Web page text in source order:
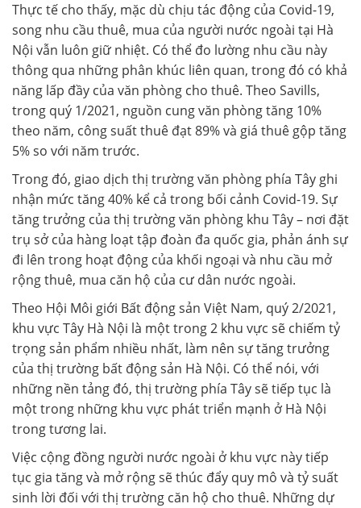
Thực tế cho thấy, mặc dù chịu tác động của Covid-19,
song nhu cầu thuê, mua của người nước ngoài tại Hà
Nội vẫn luôn giữ nhiệt. Có thể đo lường nhu cầu này
thông qua những phân khúc liên quan, trong đó có khả
năng lấp đầy của văn phòng cho thuê. Theo Savills,
trong quý 1/2021, nguồn cung văn phòng tăng 10%
theo năm, công suất thuê đạt 89% và giá thuê gộp tăng
5% so với năm trước.
Trong đó, giao dịch thị trường văn phòng phía Tây ghi
nhận mức tăng 40% kể cả trong bối cảnh Covid-19. Sự
tăng trưởng của thị trường văn phòng khu Tây – nơi đặt
trụ sở của hàng loạt tập đoàn đa quốc gia, phản ánh sự
đi lên trong hoạt động của khối ngoại và nhu cầu mở
rộng thuê, mua căn hộ của cư dân nước ngoài.
Theo Hội Môi giới Bất động sản Việt Nam, quý 2/2021,
khu vực Tây Hà Nội là một trong 2 khu vực sẽ chiếm tỷ
trọng sản phẩm nhiều nhất, làm nên sự tăng trưởng
của thị trường bất động sản Hà Nội. Có thể nói, với
những nền tảng đó, thị trường phía Tây sẽ tiếp tục là
một trong những khu vực phát triển mạnh ở Hà Nội
trong tương lai.
Việc cộng đồng người nước ngoài ở khu vực này tiếp
tục gia tăng và mở rộng sẽ thúc đẩy quy mô và tỷ suất
sinh lời đối với thị trường căn hộ cho thuê. Những dự